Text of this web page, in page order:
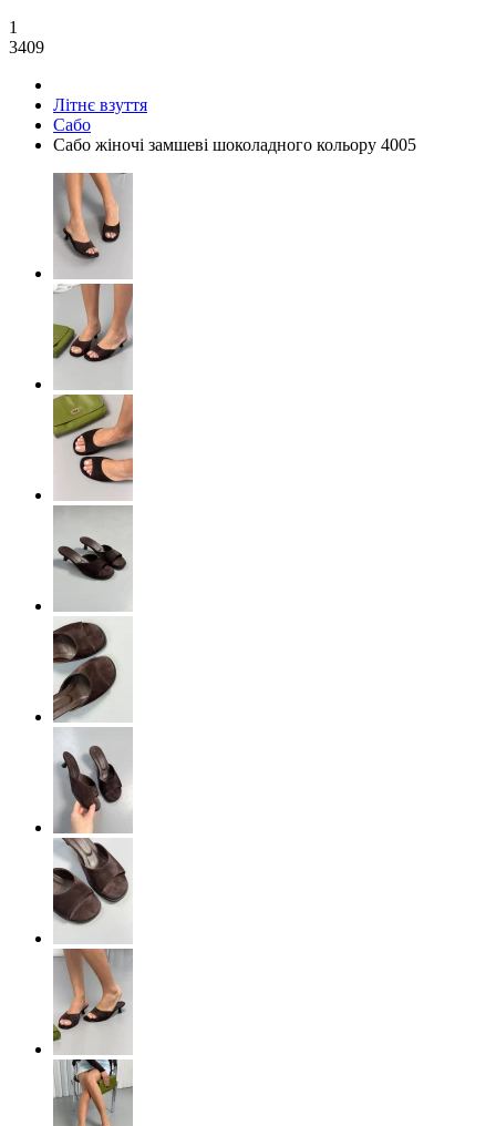
1
3409
Літнє взуття
Сабо
Сабо жіночі замшеві шоколадного кольору 4005